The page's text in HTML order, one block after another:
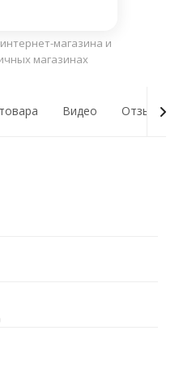
магазина и
магазинах
Видео Отзывы о